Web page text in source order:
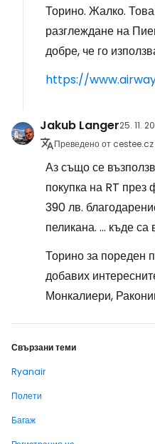
Торино. Жалко.
разглеждане на
добре, че го
https://
Jakub Langer25. 11.
Преведено от cestee.cz
Аз също се
покупка на RT
390 лв.
пеликана. ... къде са
Торино за пореден
добавих
Монкалиери,
Свързани теми
Ryanair
Полети
Багаж